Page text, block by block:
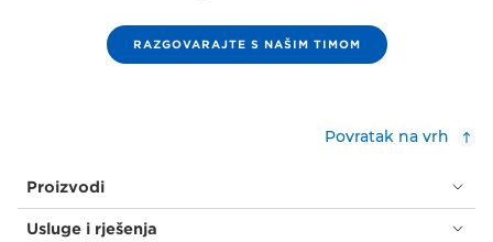
RAZGOVARAJTE S NAŠIM TIMOM
Povratak na vrh
Proizvodi
Usluge i rješenja